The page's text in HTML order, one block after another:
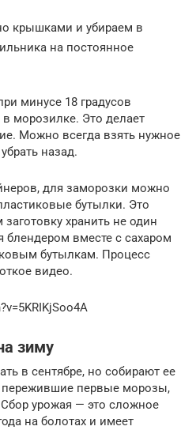
крышками и убираем в
на постоянное
минусе 18 градусов
морозилке. Это делает
Можно всегда взять нужное
назад.
для заморозки можно
бутылки. Это
хранить не один
блендером вместе с сахаром
бутылкам. Процесс
видео.
зиму
в сентябре, но собирают ее
первые морозы,
урожая — это сложное
на болотах и имеет